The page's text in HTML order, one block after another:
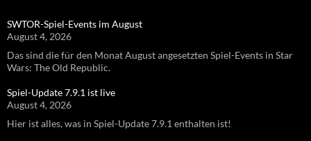
SWTOR-Spiel-Events im August
August 4, 2026
Das sind die für den Monat August angesetzten Spiel-Events in Star
Wars: The Old Republic.
Spiel-Update 7.9.1 ist live
August 4, 2026
Hier ist alles, was in Spiel-Update 7.9.1 enthalten ist!